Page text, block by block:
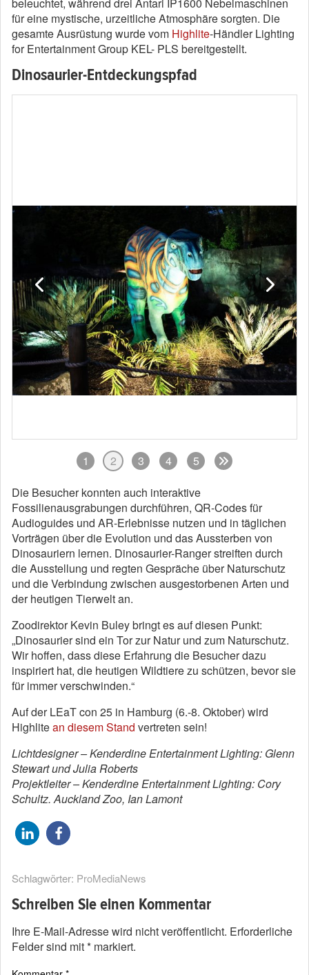
beleuchtet, während drei Antari IP1600 Nebelmaschinen
für eine mystische, urzeitliche Atmosphäre sorgten. Die
gesamte Ausrüstung wurde vom Highlite-Händler Lighting
for Entertainment Group KEL- PLS bereitgestellt.
Dinosaurier-Entdeckungspfad
1 2 3 4
5
Die Besucher konnten auch interaktive
Fossilienausgrabungen durchführen, QR-Codes für
Audioguides und AR-Erlebnisse nutzen und in täglichen
Vorträgen über die Evolution und das Aussterben von
Dinosauriern lernen. Dinosaurier-Ranger streiften durch
die Ausstellung und regten Gespräche über Naturschutz
und die Verbindung zwischen ausgestorbenen Arten und
der heutigen Tierwelt an.
Zoodirektor Kevin Buley bringt es auf diesen Punkt:
„Dinosaurier sind ein Tor zur Natur und zum Naturschutz.
Wir hoffen, dass diese Erfahrung die Besucher dazu
inspiriert hat, die heutigen Wildtiere zu schützen, bevor sie
für immer verschwinden.“
Auf der LEaT con 25 in Hamburg (6.-8. Oktober) wird
Highlitean diesem Stand vertreten sein!
Lichtdesigner – Kenderdine Entertainment Lighting: Glenn
Stewart und Julia Roberts
Projektleiter – Kenderdine Entertainment Lighting: Cory
Schultz. Auckland Zoo, Ian Lamont
Schlagwörter: ProMediaNews
Schreiben Sie einen Kommentar
Ihre E-Mail-Adresse wird nicht veröffentlicht. Erforderliche
Felder sind mit* markiert.